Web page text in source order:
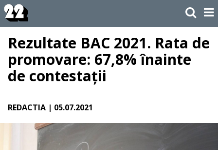
Rezultate BAC 2021. Rata de
promovare: 67,8% înainte
de contestații
REDACTIA | 05.07.2021